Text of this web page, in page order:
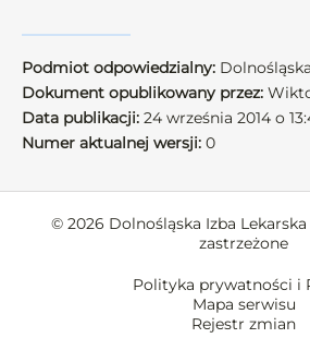
Podmiot odpowiedzialny:
Dokument opublikowany przez:
Data publikacji: 24 września 2014 o
Numer aktualnej wersji: 0
© 2026 Dolnośląska Izba Lekarska
zastrzeżone
Polityka prywatności i
Mapa serwisu
Rejestr zmian